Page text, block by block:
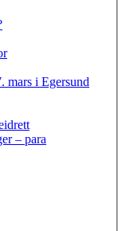
mars i Egersund
– para